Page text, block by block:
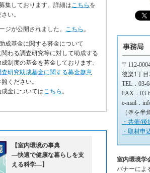
集しております。詳細はこちら を
い。
ジが公開されました。 こちら 。
成基金に関する募金について
わる調査研究等に対して助成する
制度の基金を募金しております。
査研究助成基金に関する募金趣意
ください。
金についてはこちら 。
【室内環境の事典
―快適で健康な暮らしを支
える科学―】
〒112-
後楽1丁
TEL．03-
FAX．03-
e-mail．
（＠を半
・共催/
・取材申
室内環境学
バナーによ